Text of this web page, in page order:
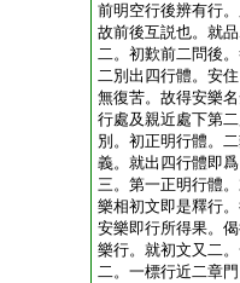
前明空行後辨有行
故前後互説也。就
二。初歎前二問後
二別出四行體。安
無復苦。故得安樂
行處及親近處下第
別。初正明行體。
義。就出四行體即
三。第一正明行體
樂相初文即是釋行
安樂即行所得果。
樂行。就初文又二
二。一標行近二章